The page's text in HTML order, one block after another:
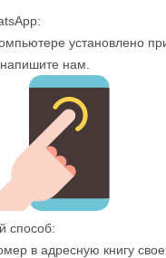
установлено
нам.
способ:
в адресную книгу